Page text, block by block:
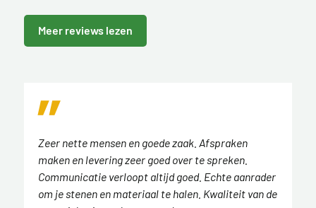
Meer reviews lezen
Zeer nette mensen en goede zaak. Afspraken
maken en levering zeer goed over te spreken.
Communicatie verloopt altijd goed. Echte aanrader
om je stenen en materiaal te halen. Kwaliteit van de